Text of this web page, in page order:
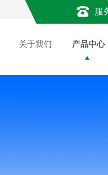
服
关于我们 产品中心